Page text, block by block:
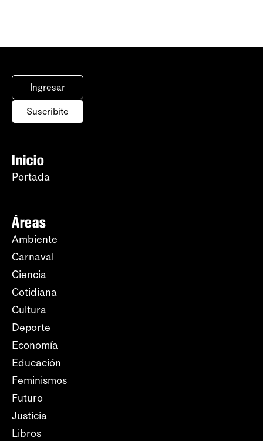
Ingresar
Suscribite
Inicio
Portada
Áreas
Ambiente
Carnaval
Ciencia
Cotidiana
Cultura
Deporte
Economía
Educación
Feminismos
Futuro
Justicia
Libros